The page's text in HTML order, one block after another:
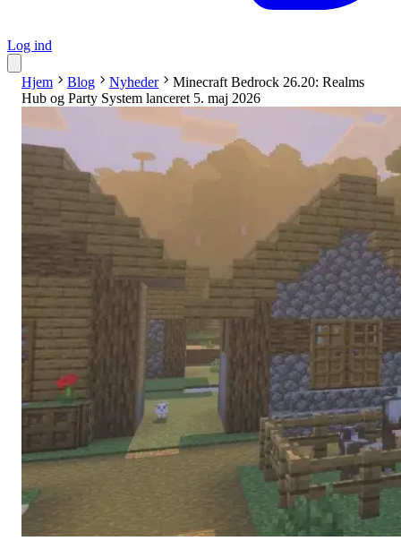
Log ind
Hjem Blog Nyheder
Minecraft Bedrock 26.20: Realms
Hub og Party System lanceret 5. maj 2026